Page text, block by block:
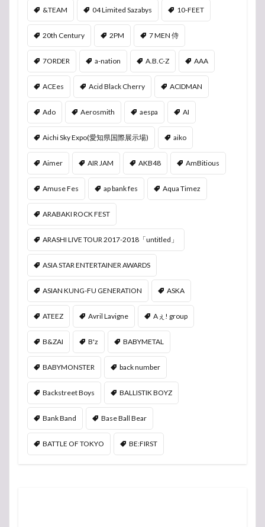
&TEAM 04 Limited Sazabys 10-FEET
20th Century 2PM 7 MEN 侍
7ORDER a-nation A.B.C-Z AAA
ACEes Acid Black Cherry ACIDMAN
Ado Aerosmith aespa AI
Aichi Sky Expo(愛知県国際展示場) aiko
Aimer AIR JAM AKB48 AmBitious
Amuse Fes ap bank fes Aqua Timez
ARABAKI ROCK FEST
ARASHI LIVE TOUR 2017-2018「untitled」
ASIA STAR ENTERTAINER AWARDS
ASIAN KUNG-FU GENERATION ASKA
ATEEZ Avril Lavigne Aぇ! group
B&ZAI B'z BABYMETAL
BABYMONSTER back number
Backstreet Boys BALLISTIK BOYZ
Bank Band Base Ball Bear
BATTLE OF TOKYO BE:FIRST